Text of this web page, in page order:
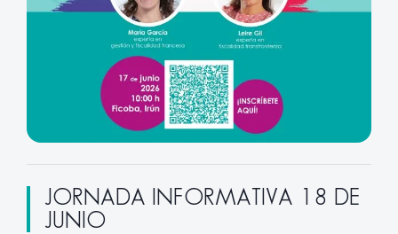
JORNADA INFORMATIVA 18 DE
JUNIO